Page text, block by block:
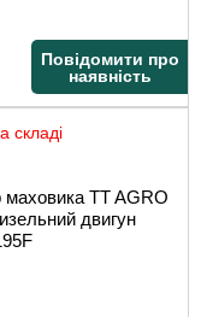
Повідомити про
наявність
складі
маховика TT AGRO
двигун